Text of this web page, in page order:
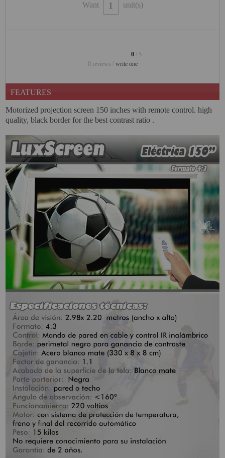
LED PROJECTOR
NEW PRODUCTS
OUTLET
PANDORA BOX
PHOTO BOOTH 360
SOLAR GENERATOR
UST PROJECTOR
VIRTUAL PINBALL
WHAT MODEL I NEED?
WIFI PROJECTORS
WORLDCUP FOOTBALL 2026
PROJECTOR
RECONDITIONED
PROJECTORS
SPECIAL OFFERS
PROJECTION SCREEN
RECOMMENDED PRODUCTS
CEILLING MOUNT
CABLE
Want unit(s)
0 / 5
0 reviews / write one
FEATURES
Motorized projection screen 150 inches with remote control. high
quality, black border for the best contrast ratio .